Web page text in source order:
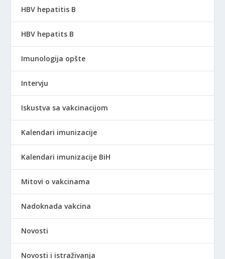
HBV hepatitis B
HBV hepatits B
Imunologija opšte
Intervju
Iskustva sa vakcinacijom
Kalendari imunizacije
Kalendari imunizacije BiH
Mitovi o vakcinama
Nadoknada vakcina
Novosti
Novosti i istraživanja